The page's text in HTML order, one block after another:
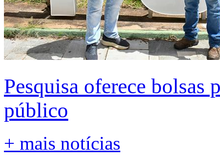
Pesquisa oferece bolsas
público
+ mais notícias